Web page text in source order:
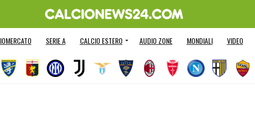
SERIE A CALCIO ESTERO AUDIO ZONE MONDIALI VIDEO